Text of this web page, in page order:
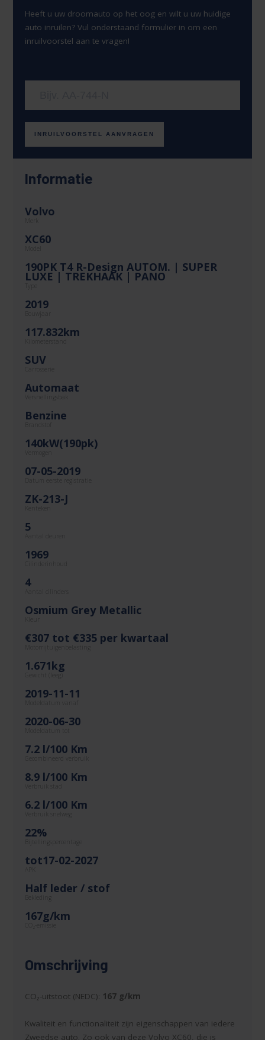
Heeft u uw droomauto op het oog en wilt u uw huidige
auto inruilen? Vul onderstaand formulier in om een
inruilvoorstel aan te vragen!
INRUILVOORSTEL AANVRAGEN
Informatie
Volvo
XC60
190PK T4 R-Design AUTOM. | SUPER
LUXE | TREKHAAK | PANO
2019
117.832km
SUV
Automaat
Versnellingsbak
Benzine
140kW(190pk)
Vermogen
07-05-2019
Datum eerste registratie
ZK-213-J
5
1969
4
Osmium Grey Metallic
€307 tot €335 per kwartaal
Motorrijtuigenbelasting
1.671kg
Gewicht (leeg)
2019-11-11
2020-06-30
7.2 l/100 Km
8.9 l/100 Km
6.2 l/100 Km
Verbruik snelweg
22%
Bijtellingspercentage
tot17-02-2027
Half leder / stof
Bekleding
167g/km
Omschrijving
CO₂-uitstoot (NEDC): 167 g/km
Kwaliteit en functionaliteit zijn eigenschappen van iedere
Zweedse auto. Zo ook van deze Volvo XC60, die is